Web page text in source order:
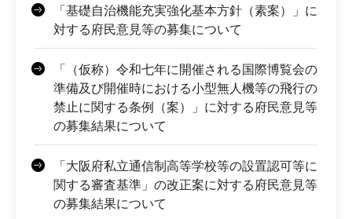
「基礎自治機能充実強化基本方針（素案）」に
対する府民意見等の募集について
「（仮称）令和七年に開催される国際博覧会の
準備及び開催時における小型無人機等の飛行の
禁止に関する条例（案）」に対する府民意見等
の募集結果について
「大阪府私立通信制高等学校等の設置認可等に
関する審査基準」の改正案に対する府民意見等
の募集結果について